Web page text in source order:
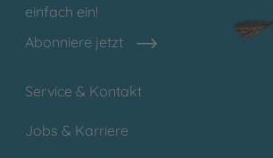
einfach ein!
Abonniere jetzt
Service & Kontakt
Jobs & Karriere